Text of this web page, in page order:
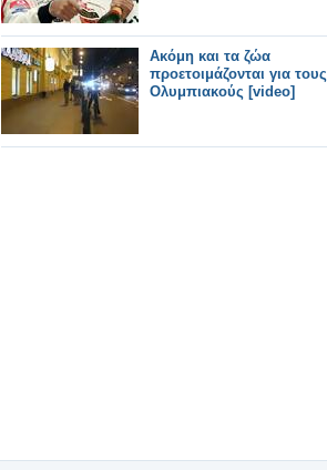
Ακόμη και τα ζώα
προετοιμάζονται για τους
Ολυμπιακούς [video]